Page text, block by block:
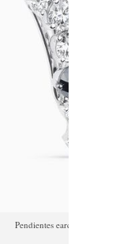
Pendientes earcuff RABAT